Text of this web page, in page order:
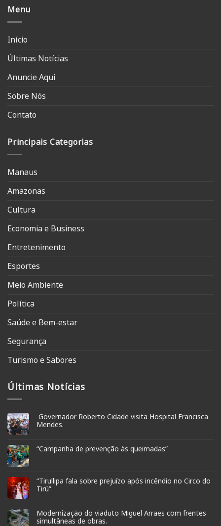
Menu
Início
Últimas Notícias
Anuncie Aqui
Sobre Nós
Contato
Principais Categorias
Manaus
Amazonas
Cultura
Economia e Business
Entretenimento
Esportes
Meio Ambiente
Política
Saúde e Bem-estar
Segurança
Turismo e Sabores
Últimas Notícias
Governador Roberto Cidade visita Hospital Francisca
Mendes.
“Campanha de prevenção às queimadas”
“Tirullipa fala sobre prejuízo após incêndio no Circo do
Tirú”
Modernização do viaduto Miguel Arraes com frentes
simultâneas de obras.